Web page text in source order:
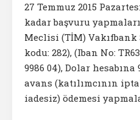
27 Temmuz 2015
kadar başvuru
Meclisi (TİM) Vakıfbank
kodu: 282), (Iban No:
9986 04), Dolar
avans (katılımcının
iadesiz) ödemesi